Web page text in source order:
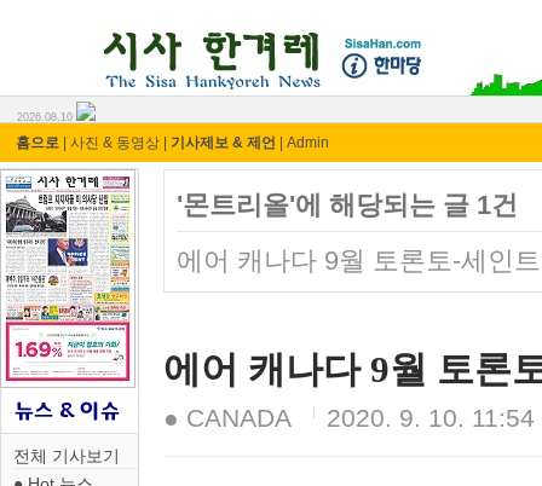
2026.08.10
홈으로 사진 & 동영상 기사제보 & 제언 Admin
전체 기사보기
'몬트리올'에 해당되는 글 1건
에어 캐나다 9월 토론토-세인
에어 캐나다 9월 토론
● CANADA 2020. 9. 10. 11:54